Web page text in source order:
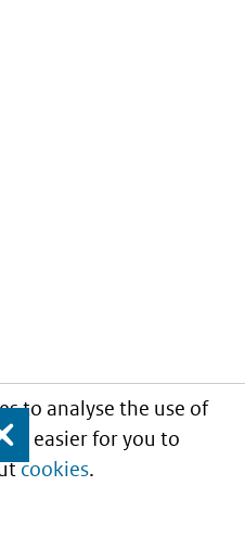
to analyse the use of
it easier for you to
cookies.